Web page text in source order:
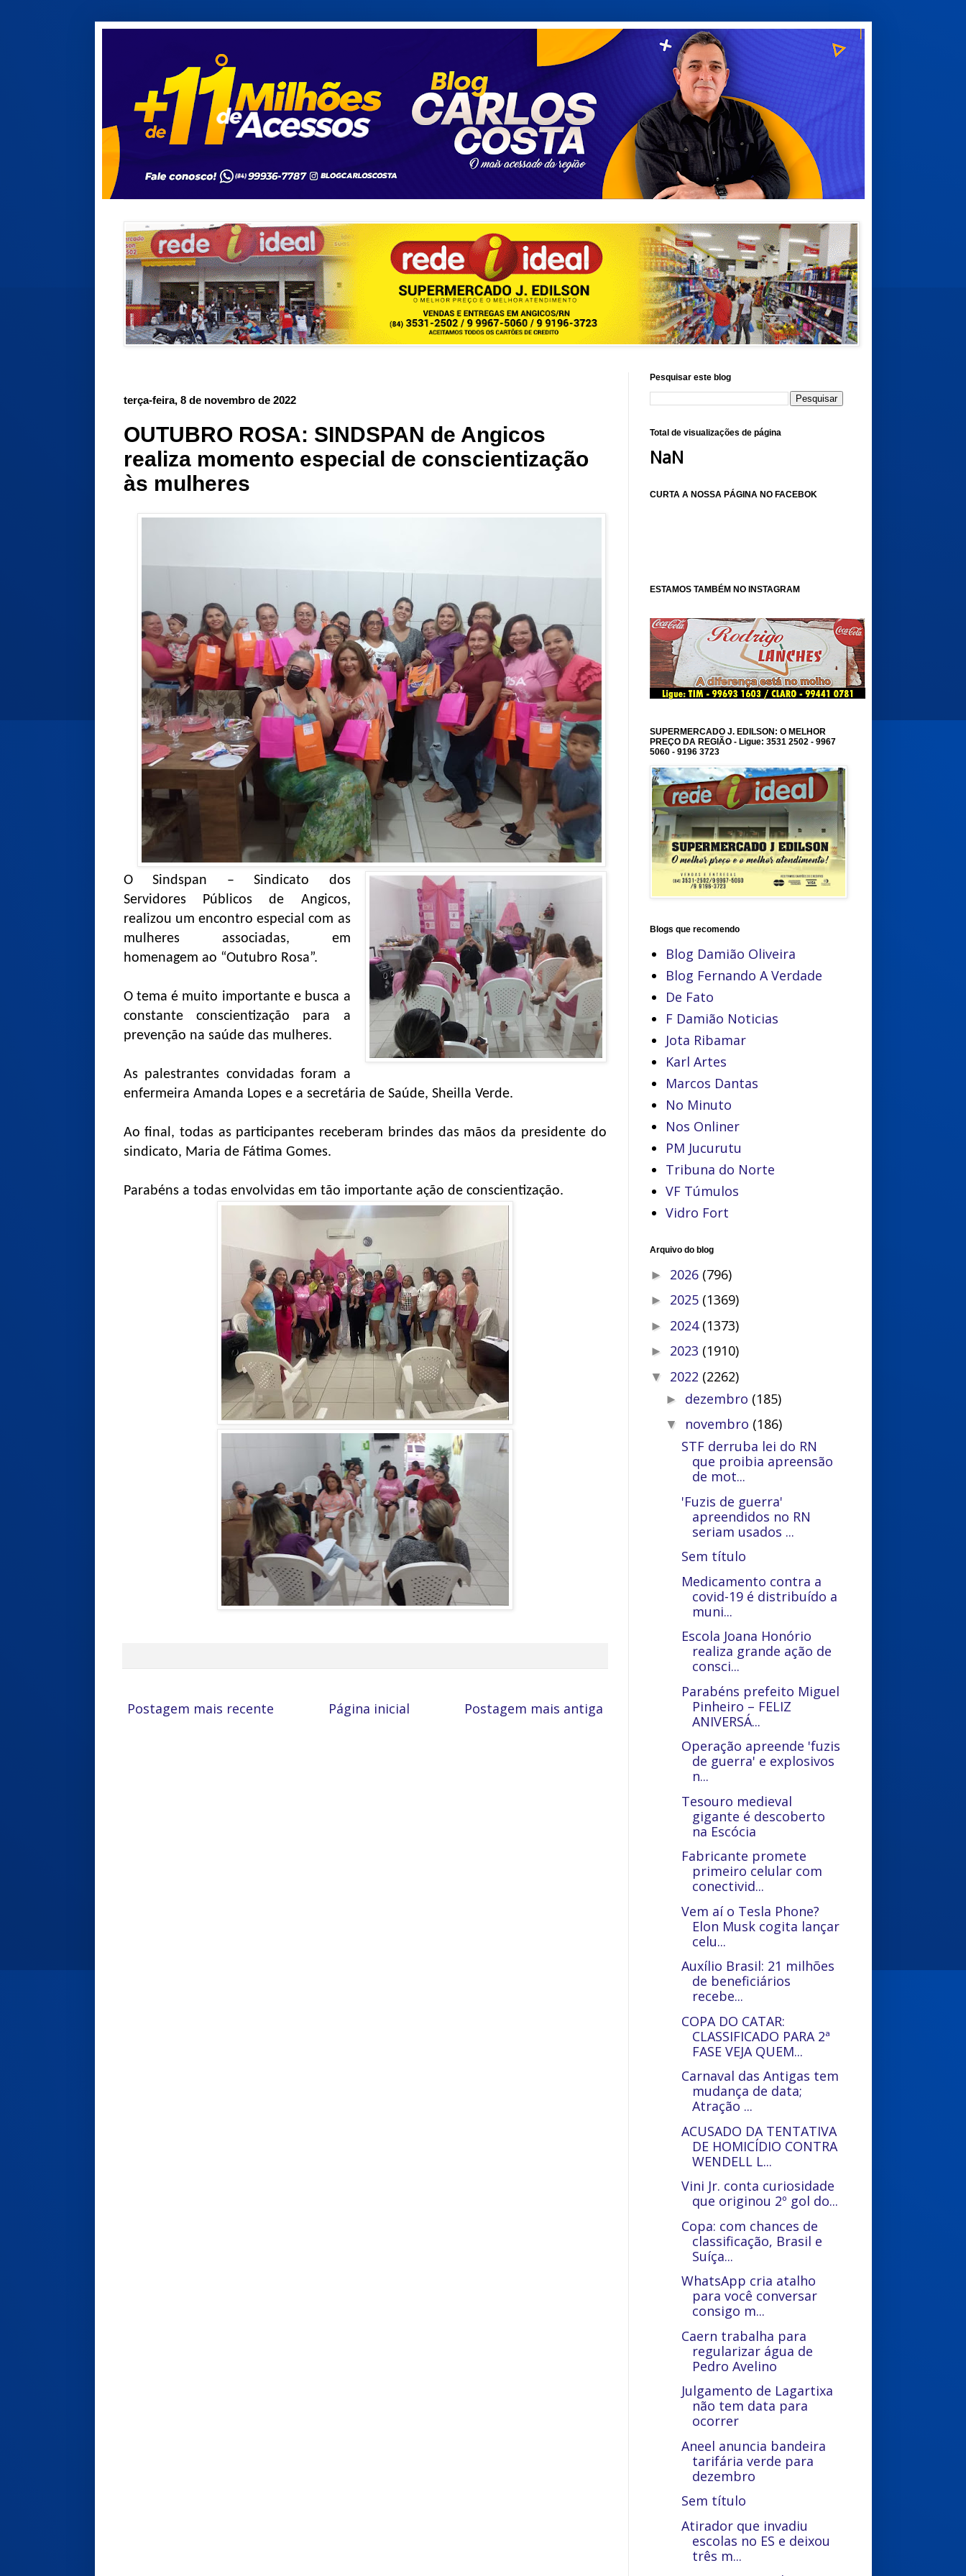
terça-feira, 8 de novembro de 2022
OUTUBRO ROSA: SINDSPAN de Angicos
realiza momento especial de conscientização
às mulheres
O Sindspan – Sindicato dos
Servidores Públicos de Angicos,
realizou um encontro especial com as
mulheres associadas, em
homenagem ao “Outubro Rosa”.
O tema é muito importante e busca a
constante conscientização para a
prevenção na saúde das mulheres.
As palestrantes convidadas foram a
enfermeira Amanda Lopes e a secretária de Saúde, Sheilla Verde.
Ao final, todas as participantes receberam brindes das mãos da presidente do
sindicato, Maria de Fátima Gomes.
Parabéns a todas envolvidas em tão importante ação de conscientização.
Postagem mais recente Postagem mais antiga
Página inicial
Pesquisar este blog
Total de visualizações de página
NaN
CURTA A NOSSA PÁGINA NO FACEBOK
ESTAMOS TAMBÉM NO INSTAGRAM
SUPERMERCADO J. EDILSON: O MELHOR
PREÇO DA REGIÃO - Ligue: 3531 2502 - 9967
5060 - 9196 3723
Blogs que recomendo
Blog Damião Oliveira
Blog Fernando A Verdade
De Fato
F Damião Noticias
Jota Ribamar
Karl Artes
Marcos Dantas
No Minuto
Nos Onliner
PM Jucurutu
Tribuna do Norte
VF Túmulos
Vidro Fort
Arquivo do blog
► 2026 (796)
► 2025 (1369)
► 2024 (1373)
► 2023 (1910)
▼ 2022 (2262)
► dezembro (185)
▼ novembro (186)
STF derruba lei do RN
que proibia apreensão
de mot...
'Fuzis de guerra'
apreendidos no RN
seriam usados ...
Sem título
Medicamento contra a
covid-19 é distribuído a
muni...
Escola Joana Honório
realiza grande ação de
consci...
Parabéns prefeito Miguel
Pinheiro – FELIZ
ANIVERSÁ...
Operação apreende 'fuzis
de guerra' e explosivos
n...
Tesouro medieval
gigante é descoberto
na Escócia
Fabricante promete
primeiro celular com
conectivid...
Vem aí o Tesla Phone?
Elon Musk cogita lançar
celu...
Auxílio Brasil: 21 milhões
de beneficiários
recebe...
COPA DO CATAR:
CLASSIFICADO PARA 2ª
FASE VEJA QUEM...
Carnaval das Antigas tem
mudança de data;
Atração ...
ACUSADO DA TENTATIVA
DE HOMICÍDIO CONTRA
WENDELL L...
Vini Jr. conta curiosidade
que originou 2º gol do...
Copa: com chances de
classificação, Brasil e
Suíça...
WhatsApp cria atalho
para você conversar
consigo m...
Caern trabalha para
regularizar água de
Pedro Avelino
Julgamento de Lagartixa
não tem data para
ocorrer
Aneel anuncia bandeira
tarifária verde para
dezembro
Sem título
Atirador que invadiu
escolas no ES e deixou
três m...